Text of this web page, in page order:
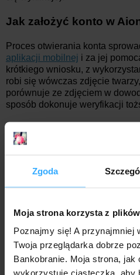
Zgoda
Moja strona korzysta z
Poznajmy się! A przynajmniej
Twoja przeglądarka dobrze
Bankobranie. Moja strona, jak
wykorzystuje ciasteczka, aby
Jak założyć konto w
Proces otwierania konta
aplikacji mobilnej i za jej
krótkiego wniosku, z
robi się wówczas zdjęcie
porównuje ze zdjęciem w
sposób dokonuje weryfikacji
POBIERZ
Przydatne dokumenty:
lista opłat i prowizji (plan
tabela oprocentowania
formularz informacyjny dla